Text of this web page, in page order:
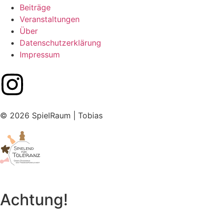
Beiträge
Veranstaltungen
Über
Datenschutzerklärung
Impressum
© 2026 SpielRaum | Tobias
Achtung!